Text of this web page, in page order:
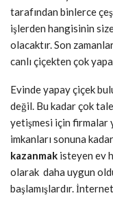
tarafından binlerce
işlerden hangisinin
olacaktır. Son
canlı çiçekten çok
Evinde yapay çiçek
değil. Bu kadar çok
yetişmesi için firmalar
imkanları sonuna
kazanmak isteyen ev
olarak daha uygun
başlamışlardır.